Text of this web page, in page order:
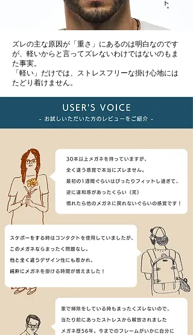
ズレの主な原因が「重さ」にあるのは明白なのです
が、軽いからと言ってズレないわけではないのもま
た事実。
「軽い」だけでは、ストレスフリーな掛け心地には
たどり着けません。